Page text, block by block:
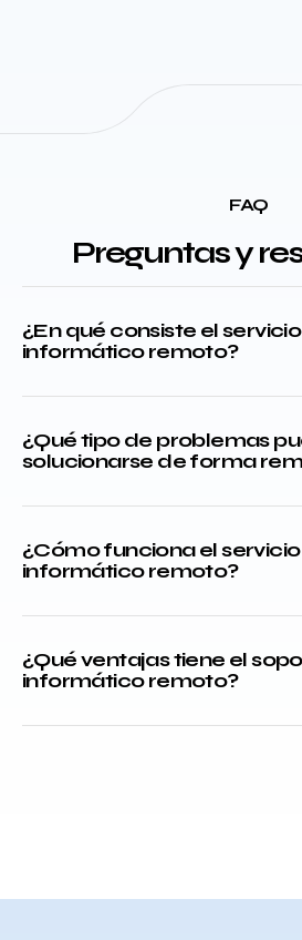
FAQ
Preguntas y
¿En qué consiste el
informático remoto?
¿Qué tipo de problemas
solucionarse de forma
¿Cómo funciona el
informático remoto?
¿Qué ventajas tiene el
informático remoto?